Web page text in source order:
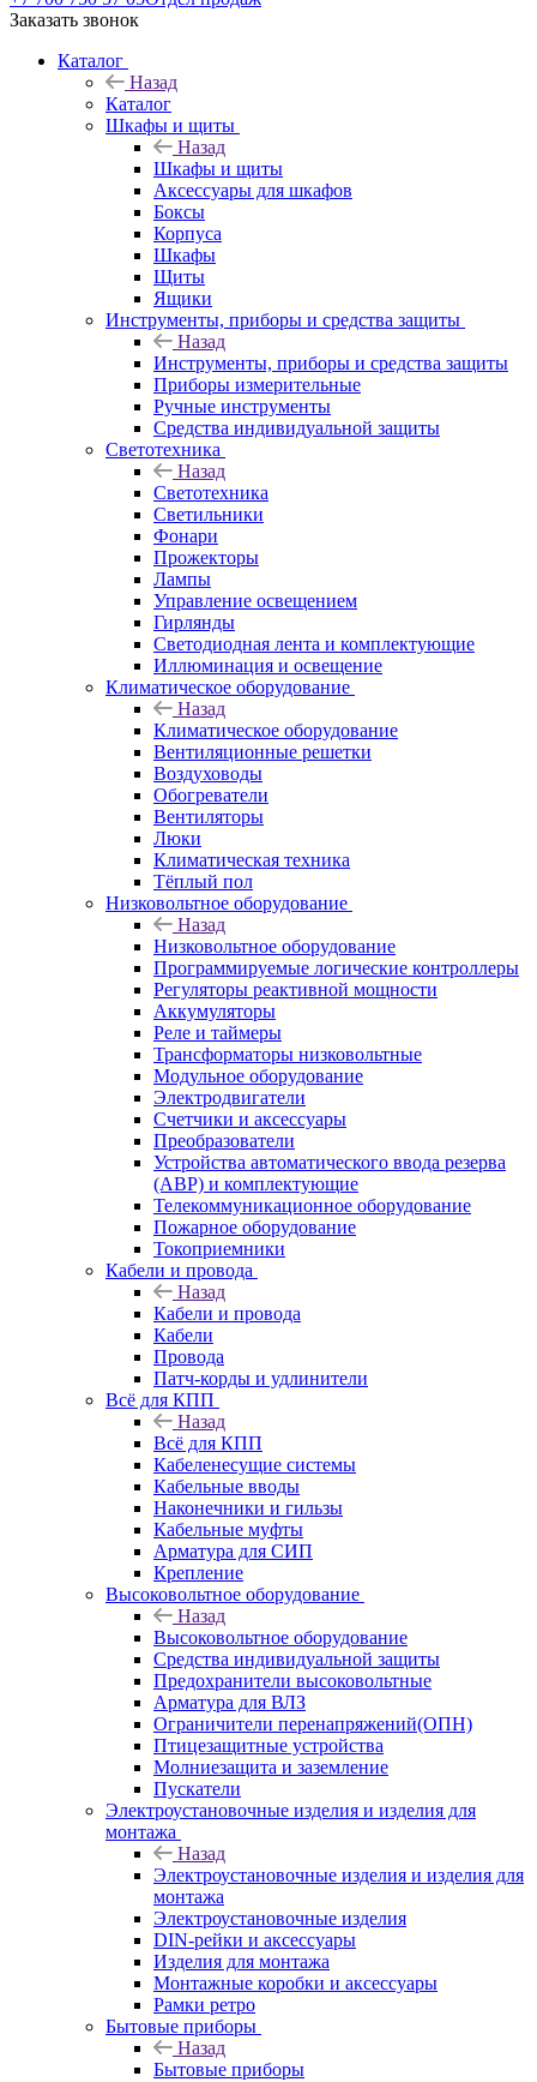
Заказать звонок
Каталог
Назад
Каталог
Шкафы и щиты
Назад
Шкафы и щиты
Аксессуары для шкафов
Боксы
Корпуса
Шкафы
Щиты
Ящики
Инструменты, приборы и средства защиты
Назад
Инструменты, приборы и средства защиты
Приборы измерительные
Ручные инструменты
Средства индивидуальной защиты
Светотехника
Назад
Светотехника
Светильники
Фонари
Прожекторы
Лампы
Управление освещением
Гирлянды
Светодиодная лента и комплектующие
Иллюминация и освещение
Климатическое оборудование
Назад
Климатическое оборудование
Вентиляционные решетки
Воздуховоды
Обогреватели
Вентиляторы
Люки
Климатическая техника
Тёплый пол
Низковольтное оборудование
Назад
Низковольтное оборудование
Программируемые логические контроллеры
Регуляторы реактивной мощности
Аккумуляторы
Реле и таймеры
Трансформаторы низковольтные
Модульное оборудование
Электродвигатели
Счетчики и аксессуары
Преобразователи
Устройства автоматического ввода резерва
(АВР) и комплектующие
Телекоммуникационное оборудование
Пожарное оборудование
Токоприемники
Кабели и провода
Назад
Кабели и провода
Кабели
Провода
Патч-корды и удлинители
Всё для КПП
Назад
Всё для КПП
Кабеленесущие системы
Кабельные вводы
Наконечники и гильзы
Кабельные муфты
Арматура для СИП
Крепление
Высоковольтное оборудование
Назад
Высоковольтное оборудование
Средства индивидуальной защиты
Предохранители высоковольтные
Арматура для ВЛЗ
Ограничители перенапряжений(ОПН)
Птицезащитные устройства
Молниезащита и заземление
Пускатели
Электроустановочные изделия и изделия для
монтажа
Назад
Электроустановочные изделия и изделия для
монтажа
Электроустановочные изделия
DIN-рейки и аксессуары
Изделия для монтажа
Монтажные коробки и аксессуары
Рамки ретро
Бытовые приборы
Назад
Бытовые приборы